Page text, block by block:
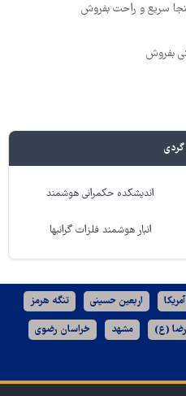
سریع و راحت بفروش
اندیشکده حکمرانی هوشمند
انبار هوشمند فلزات گرانبها
آمریکا اربعین حسینی تنگه هرمز
(ع) مشهد خراسان رضوی